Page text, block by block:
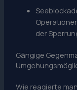
der
Gängige
Wie reagierte